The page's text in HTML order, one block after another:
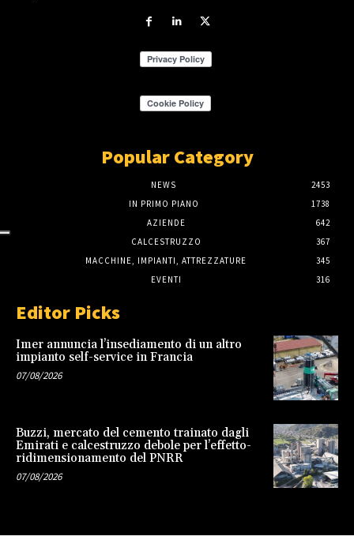
Popular Category
NEWS
2453
IN PRIMO PIANO
1738
AZIENDE
642
CALCESTRUZZO
367
MACCHINE, IMPIANTI, ATTREZZATURE
345
EVENTI
316
Editor Picks
Imer annuncia l’insediamento di un altro
impianto self-service in Francia
07/08/2026
Buzzi, mercato del cemento trainato dagli
Emirati e calcestruzzo debole per l’effetto-
ridimensionamento del PNRR
07/08/2026